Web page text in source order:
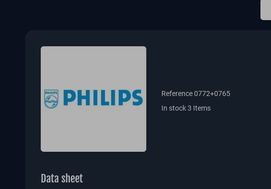
Reference0772+0765
In stock3 Items
Data sheet